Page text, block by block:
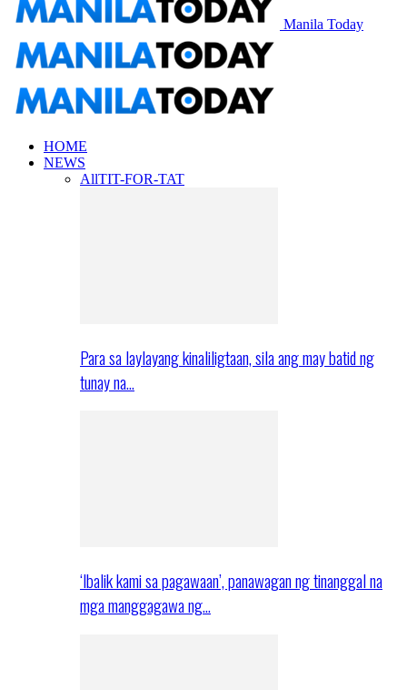
Manila Today
HOME
NEWS
AllTIT-FOR-TAT
Para sa laylayang kinaliligtaan, sila ang may batid ng
tunay na…
‘Ibalik kami sa pagawaan’, panawagan ng tinanggal na
mga manggagawa ng…